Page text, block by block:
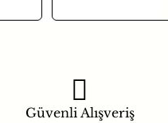
Güvenli Alışveriş